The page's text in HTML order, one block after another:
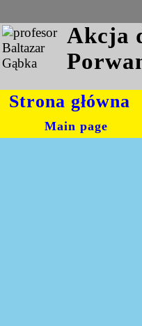
Akcja
Strona główna
Main page